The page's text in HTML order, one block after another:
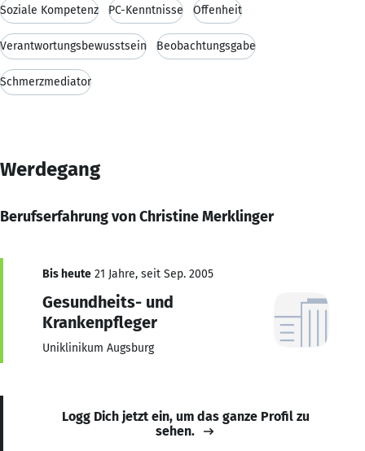
Soziale Kompetenz PC-Kenntnisse Offenheit
Verantwortungsbewusstsein Beobachtungsgabe
Schmerzmediator
Werdegang
Berufserfahrung von Christine Merklinger
Bis heute 21 Jahre, seit Sep. 2005
Gesundheits- und
Krankenpfleger
Uniklinikum Augsburg
Logg Dich jetzt ein, um das ganze Profil zu
sehen.